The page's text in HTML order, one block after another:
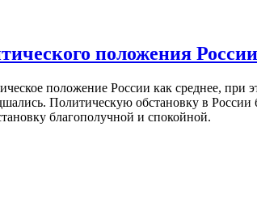
положения
положение России как среднее, при
Политическую обстановку в
благополучной и спокойной.